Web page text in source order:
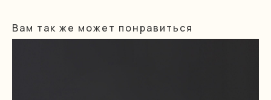
Вам так же может понравиться